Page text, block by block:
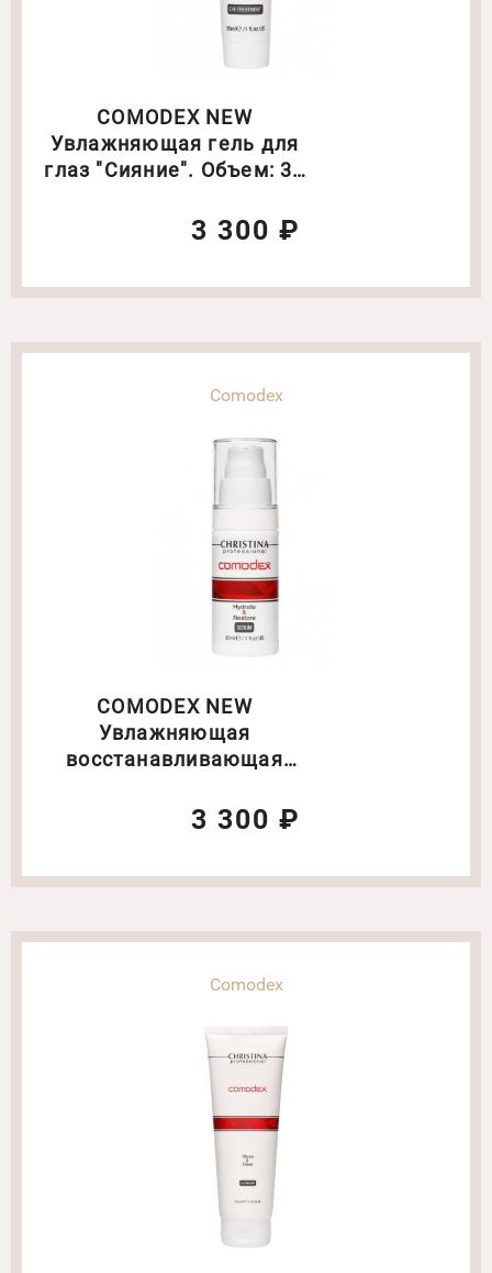
COMODEX NEW
Увлажняющая гель для
глаз "Сияние". Объем: 30
3 300 ₽
Comodex
COMODEX NEW
Увлажняющая
восстанавливающая
мл(6325)3 300 ₽
Comodex